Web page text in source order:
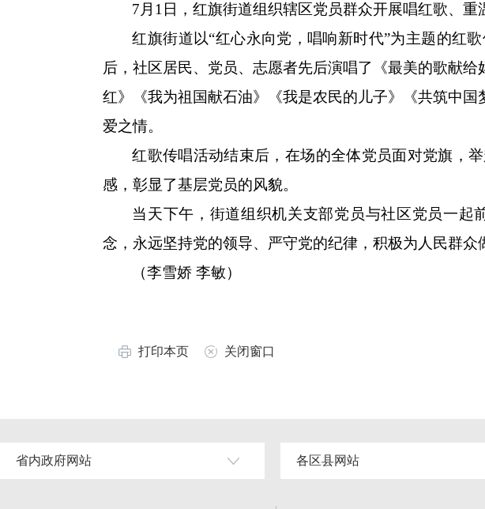
7月1日，红旗街道组织辖区党员群众开展唱红歌、
红旗街道以“红心永向党，唱响新时代”为主题的红
后，社区居民、党员、志愿者先后演唱了《最美的歌献
红》《我为祖国献石油》《我是农民的儿子》《共筑中
爱之情。
红歌传唱活动结束后，在场的全体党员面对党旗，
感，彰显了基层党员的风貌。
当天下午，街道组织机关支部党员与社区党员一起
念，永远坚持党的领导、严守党的纪律，积极为人民群众
（李雪娇 李敏）
打印本页 关闭窗口
省内政府网站 各区县网站